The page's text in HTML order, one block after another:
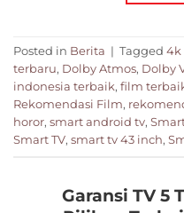
Posted in Berita | Tagged 4k
terbaru, Dolby Atmos, Dolby
indonesia terbaik, film
Rekomendasi Film,
horor, smart android tv,
Smart TV, smart tv 43 inch,
Garansi TV 5